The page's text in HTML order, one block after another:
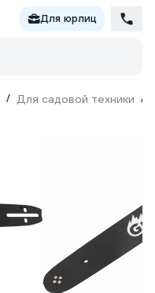
Для юрлиц
/ Для садовой техники /